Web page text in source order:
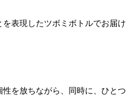
表現したツボミボトルでお届け
を放ちながら、同時に、ひとつ